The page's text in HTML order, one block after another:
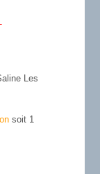
Les
soit 1